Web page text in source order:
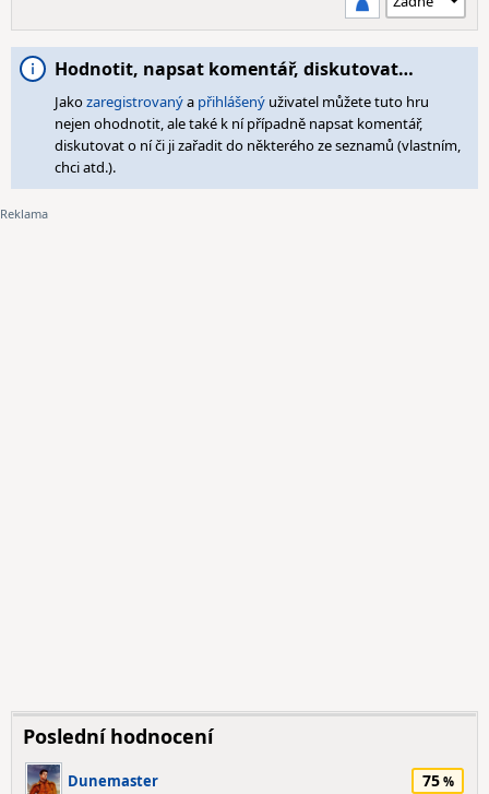
Hodnotit, napsat komentář, diskutovat…
Jakozaregistrovanýa přihlášený uživatel můžete tuto hru
nejen ohodnotit, ale také k ní případně napsat komentář,
diskutovat o ní či ji zařadit do některého ze seznamů (vlastním,
chci atd.).
Poslední hodnocení
Dunemaster 75